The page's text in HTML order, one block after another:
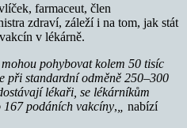
farmaceut, člen
zdraví, záleží i na tom, jak stát
v lékárně.
pohybovat kolem 50 tisíc
při standardní odměně 250–300
lékaři, se lékárníkům
167 podáních vakcíny,
nabízí